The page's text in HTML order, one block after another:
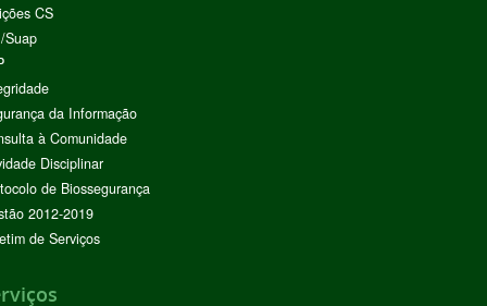
CS
Suap
da Informação
à Comunidade
Disciplinar
de Biossegurança
2012-2019
de Serviços